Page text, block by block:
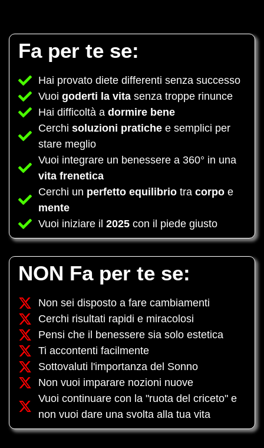
Fa per te se:
Hai provato diete differenti senza successo
Vuoi goderti la vitasenza troppe rinunce
Hai difficoltà a dormire bene
Cerchi soluzioni pratichee semplici per
stare meglio
Vuoi integrare un benessere a 360° in una
vita frenetica
Cerchi un perfetto equilibriotra corpoe
mente
Vuoi iniziare il 2025con il piede giusto
NON Fa per te se:
Non sei disposto a fare cambiamenti
Cerchi risultati rapidi e miracolosi
Pensi che il benessere sia solo estetica
Ti accontenti facilmente
Sottovaluti l'importanza del Sonno
Non vuoi imparare nozioni nuove
Vuoi continuare con la "ruota del criceto" e
non vuoi dare una svolta alla tua vita